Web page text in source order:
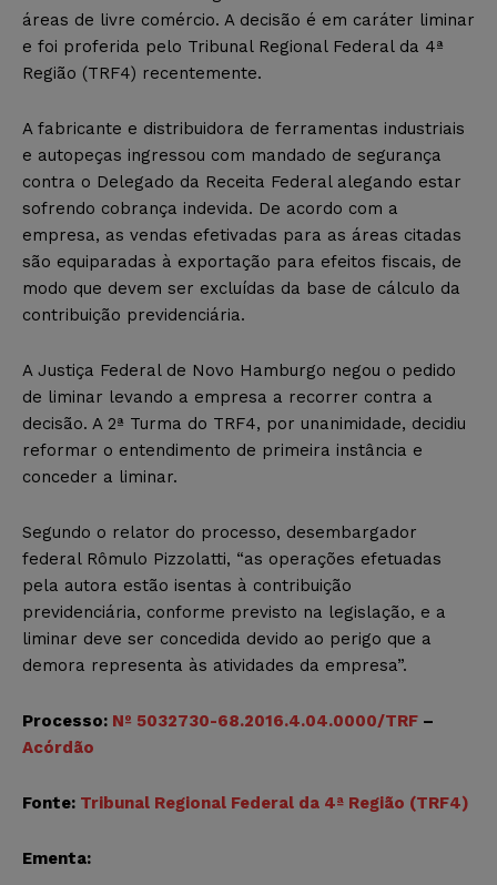
áreas de livre comércio. A decisão é em caráter liminar
e foi proferida pelo Tribunal Regional Federal da 4ª
Região (TRF4) recentemente.
A fabricante e distribuidora de ferramentas industriais
e autopeças ingressou com mandado de segurança
contra o Delegado da Receita Federal alegando estar
sofrendo cobrança indevida. De acordo com a
empresa, as vendas efetivadas para as áreas citadas
são equiparadas à exportação para efeitos fiscais, de
modo que devem ser excluídas da base de cálculo da
contribuição previdenciária.
A Justiça Federal de Novo Hamburgo negou o pedido
de liminar levando a empresa a recorrer contra a
decisão. A 2ª Turma do TRF4, por unanimidade, decidiu
reformar o entendimento de primeira instância e
conceder a liminar.
Segundo o relator do processo, desembargador
federal Rômulo Pizzolatti, “as operações efetuadas
pela autora estão isentas à contribuição
previdenciária, conforme previsto na legislação, e a
liminar deve ser concedida devido ao perigo que a
demora representa às atividades da empresa”.
Processo: Nº 5032730-68.2016.4.04.0000/TRF –
Acórdão
Fonte: Tribunal Regional Federal da 4ª Região (TRF4)
Ementa: